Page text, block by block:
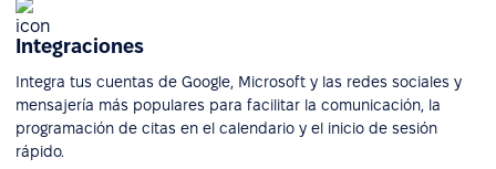
Integraciones
Integra tus cuentas de Google, Microsoft y las redes sociales y
mensajería más populares para facilitar la comunicación, la
programación de citas en el calendario y el inicio de sesión
rápido.